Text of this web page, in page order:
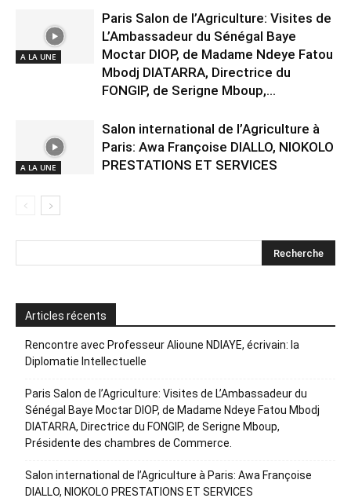
A LA UNE
Paris Salon de l’Agriculture: Visites de
L’Ambassadeur du Sénégal Baye
Moctar DIOP, de Madame Ndeye Fatou
Mbodj DIATARRA, Directrice du
FONGIP, de Serigne Mboup,...
A LA UNE
Salon international de l’Agriculture à
Paris: Awa Françoise DIALLO, NIOKOLO
PRESTATIONS ET SERVICES
Articles récents
Rencontre avec Professeur Alioune NDIAYE, écrivain: la
Diplomatie Intellectuelle
Paris Salon de l’Agriculture: Visites de L’Ambassadeur du
Sénégal Baye Moctar DIOP, de Madame Ndeye Fatou Mbodj
DIATARRA, Directrice du FONGIP, de Serigne Mboup,
Présidente des chambres de Commerce.
Salon international de l’Agriculture à Paris: Awa Françoise
DIALLO, NIOKOLO PRESTATIONS ET SERVICES